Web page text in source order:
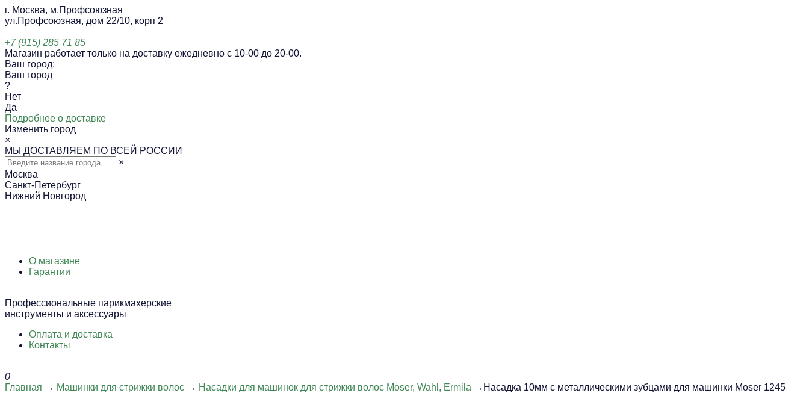
г. Москва, м.Профсоюзная
ул.Профсоюзная, дом 22/10, корп 2
+7 (915) 285 71 85
Магазин работает только на доставку ежедневно с 10-00 до 20-00.
Ваш город:
Ваш город
?
Нет
Да
Подробнее о доставке
Изменить город
×
МЫ ДОСТАВЛЯЕМ ПО ВСЕЙ РОССИИ
×
Москва
Санкт-Петербург
Нижний Новгород
О магазине
Гарантии
Профессиональные парикмахерские
инструменты и аксессуары
Оплата и доставка
Контакты
0
Главная → Машинки для стрижки волос → Насадки для машинок для стрижки волос Moser, Wahl, Ermila →Насадка 10мм с металлическими зубцами для машинки Moser 1245